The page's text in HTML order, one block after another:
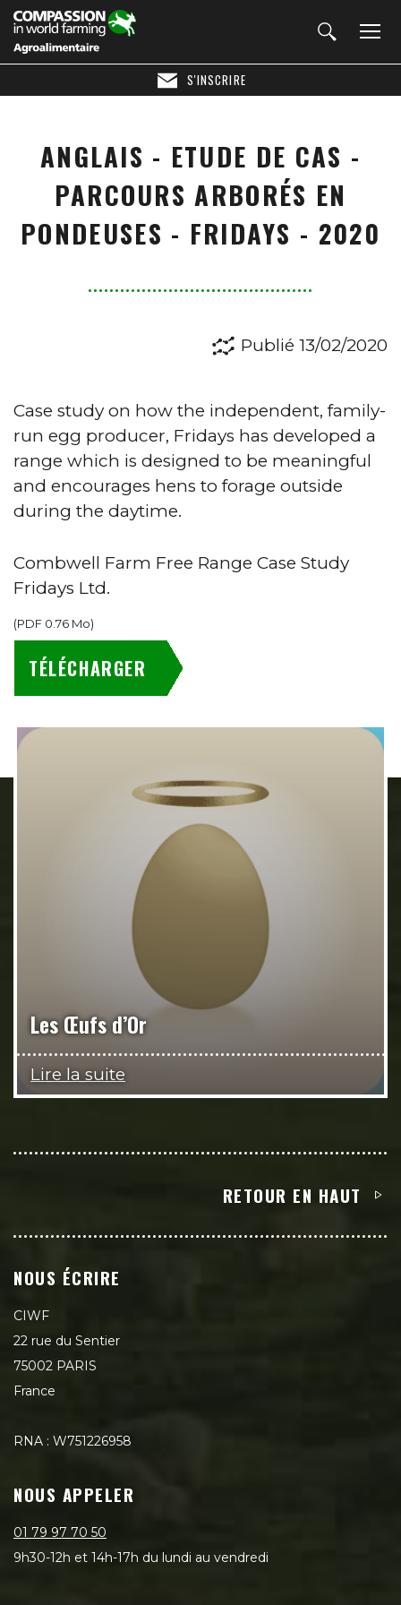
S'INSCRIRE
ANGLAIS - ETUDE DE CAS -
PARCOURS ARBORÉS EN
PONDEUSES - FRIDAYS - 2020
Publié 13/02/2020
Case study on how the independent, family-
run egg producer, Fridays has developed a
range which is designed to be meaningful
and encourages hens to forage outside
during the daytime.
Combwell Farm Free Range Case Study
Fridays Ltd.
(PDF 0.76 Mo)
TÉLÉCHARGER
Les Œufs d’Or
Lire la suite
RETOUR EN HAUT
NOUS ÉCRIRE
CIWF
22 rue du Sentier
75002 PARIS
France
RNA : W751226958
NOUS APPELER
01 79 97 70 50
9h30-12h et 14h-17h du lundi au vendredi